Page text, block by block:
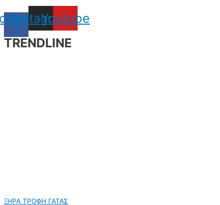
f
Instagram
Youtube
TRENDLINE
ΞΗΡΑ ΤΡΟΦΗ ΓΑΤΑΣ